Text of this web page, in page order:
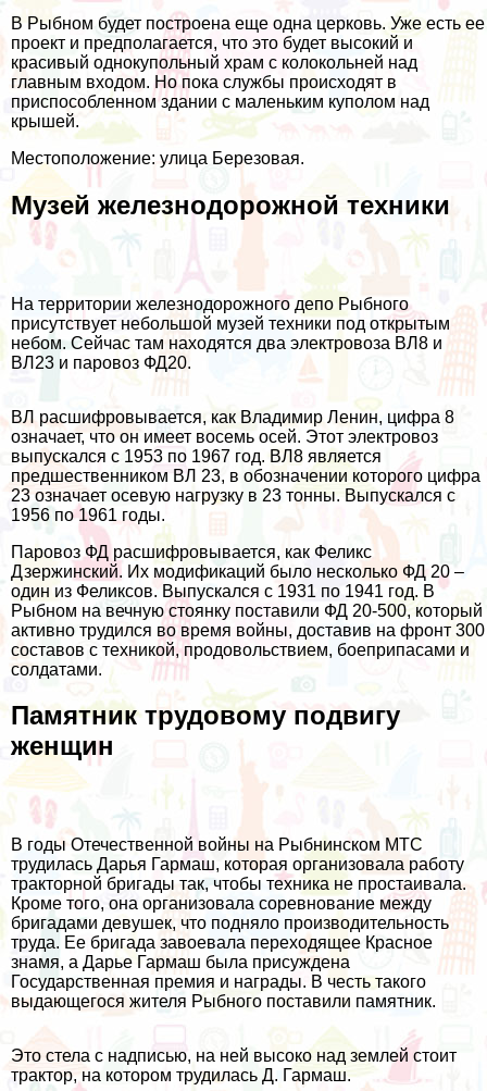
В Рыбном будет построена еще одна церковь. Уже есть ее
проект и предполагается, что это будет высокий и
красивый однокупольный храм с колокольней над
главным входом. Но пока службы происходят в
приспособленном здании с маленьким куполом над
крышей.
Местоположение: улица Березовая.
Музей железнодорожной техники
На территории железнодорожного депо Рыбного
присутствует небольшой музей техники под открытым
небом. Сейчас там находятся два электровоза ВЛ8 и
ВЛ23 и паровоз ФД20.
ВЛ расшифровывается, как Владимир Ленин, цифра 8
означает, что он имеет восемь осей. Этот электровоз
выпускался с 1953 по 1967 год. ВЛ8 является
предшественником ВЛ 23, в обозначении которого цифра
23 означает осевую нагрузку в 23 тонны. Выпускался с
1956 по 1961 годы.
Паровоз ФД расшифровывается, как Феликс
Дзержинский. Их модификаций было несколько ФД 20 –
один из Феликсов. Выпускался с 1931 по 1941 год. В
Рыбном на вечную стоянку поставили ФД 20-500, который
активно трудился во время войны, доставив на фронт 300
составов с техникой, продовольствием, боеприпасами и
солдатами.
Памятник трудовому подвигу
женщин
В годы Отечественной войны на Рыбнинском МТС
трудилась Дарья Гармаш, которая организовала работу
тракторной бригады так, чтобы техника не простаивала.
Кроме того, она организовала соревнование между
бригадами девушек, что подняло производительность
труда. Ее бригада завоевала переходящее Красное
знамя, а Дарье Гармаш была присуждена
Государственная премия и награды. В честь такого
выдающегося жителя Рыбного поставили памятник.
Это стела с надписью, на ней высоко над землей стоит
трактор, на котором трудилась Д. Гармаш.